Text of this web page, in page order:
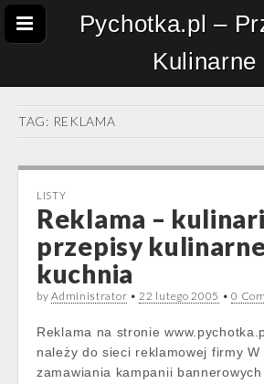
Pychotka.pl –
Kulinarne
TAG: REKLAMA
LISTY
Reklama –
przepisy
kuchnia
byAdministrator •22 lutego 2005 •0
Reklama na stronie
należy do sieci reklamowej firmy W
zamawiania kampanii